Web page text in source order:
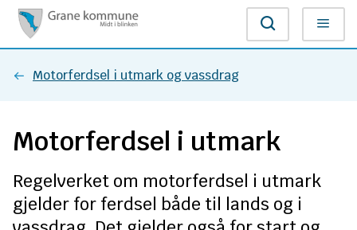
r
a
n
e
k
Søk Meny
Du
her:
Motorferdsel i utmark og vassdrag
Motorferdsel i utmark
Regelverket om motorferdsel i utmark
gjelder for ferdsel både til lands og i